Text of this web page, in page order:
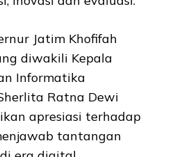
Jatim Khofifah
diwakili Kepala
Informatika
Ratna Dewi
apresiasi terhadap
tantangan